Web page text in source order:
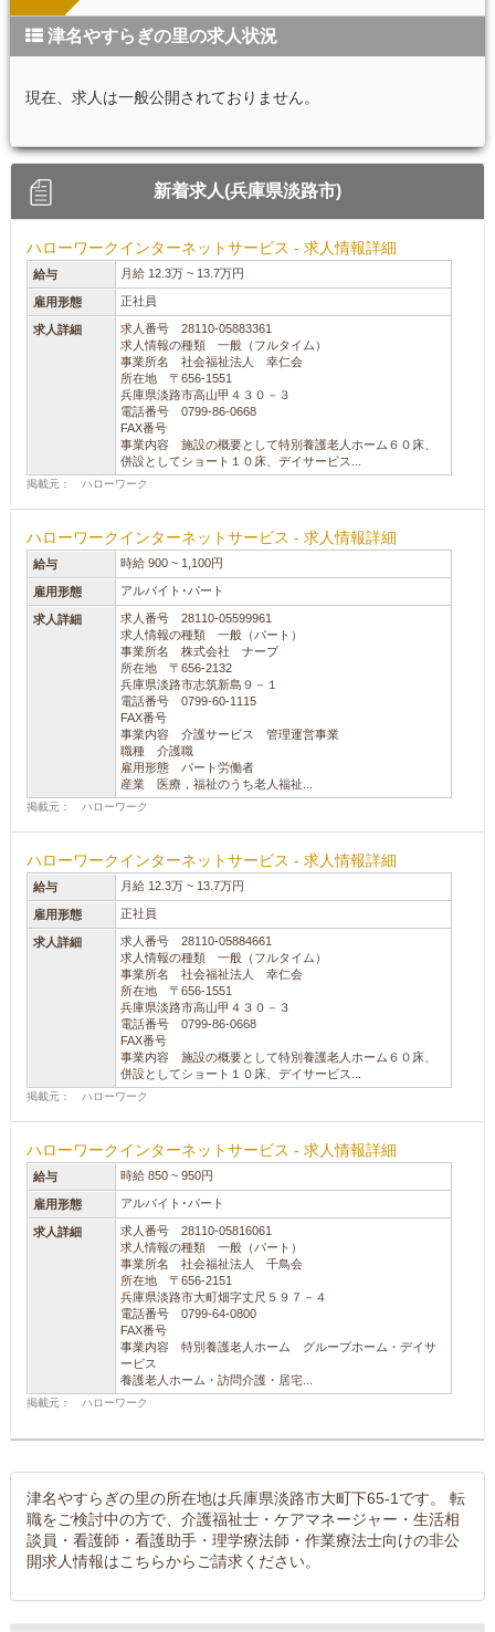
津名やすらぎの里の求人状況
現在、求人は一般公開されておりません。
新着求人(兵庫県淡路市)
ハローワークインターネットサービス - 求人情報詳細
給与 月給 12.3万 ~ 13.7万円
雇用形態 正社員
求人詳細
求人番号 28110-05883361
求人情報の種類 一般（フルタイム）
事業所名 社会福祉法人 幸仁会
所在地 〒656-1551
兵庫県淡路市高山甲４３０－３
電話番号 0799-86-0668
FAX番号
事業内容 施設の概要として特別養護老人ホーム６０床、
併設としてショート１０床、デイサービス...
掲載元： ハローワーク
ハローワークインターネットサービス - 求人情報詳細
給与 時給 900 ~ 1,100円
雇用形態 アルバイト･パート
求人詳細
求人番号 28110-05599961
求人情報の種類 一般（パート）
事業所名 株式会社 ナーブ
所在地 〒656-2132
兵庫県淡路市志筑新島９－１
電話番号 0799-60-1115
FAX番号
事業内容 介護サービス 管理運営事業
職種 介護職
雇用形態 パート労働者
産業 医療，福祉のうち老人福祉...
掲載元： ハローワーク
ハローワークインターネットサービス - 求人情報詳細
給与 月給 12.3万 ~ 13.7万円
雇用形態 正社員
求人詳細
求人番号 28110-05884661
求人情報の種類 一般（フルタイム）
事業所名 社会福祉法人 幸仁会
所在地 〒656-1551
兵庫県淡路市高山甲４３０－３
電話番号 0799-86-0668
FAX番号
事業内容 施設の概要として特別養護老人ホーム６０床、
併設としてショート１０床、デイサービス...
掲載元： ハローワーク
ハローワークインターネットサービス - 求人情報詳細
給与 時給 850 ~ 950円
雇用形態 アルバイト･パート
求人詳細
求人番号 28110-05816061
求人情報の種類 一般（パート）
事業所名 社会福祉法人 千鳥会
所在地 〒656-2151
兵庫県淡路市大町畑字丈尺５９７－４
電話番号 0799-64-0800
FAX番号
事業内容 特別養護老人ホーム グループホーム・デイサ
ービス
養護老人ホーム・訪問介護・居宅...
掲載元： ハローワーク
津名やすらぎの里の所在地は兵庫県淡路市大町下65-1です。 転
職をご検討中の方で、介護福祉士・ケアマネージャー・生活相
談員・看護師・看護助手・理学療法師・作業療法士向けの非公
開求人情報はこちらからご請求ください。